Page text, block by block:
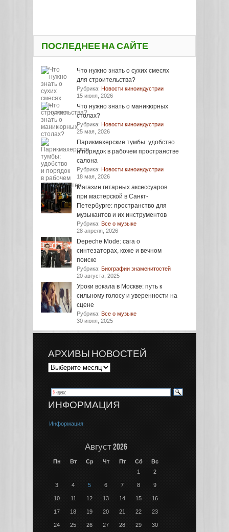
ПОСЛЕДНЕЕ НА САЙТЕ
Что нужно знать о сухих смесях
для строительства?
Рубрика: Новости киноиндустрии
15 июня, 2026
Что нужно знать о маникюрных
столах?
Рубрика: Новости киноиндустрии
25 мая, 2026
Парикмахерские тумбы: удобство
и порядок в рабочем пространстве
салона
Рубрика: Новости киноиндустрии
18 мая, 2026
Магазин гитарных аксессуаров
при мастерской в Санкт-
Петербурге: пространство для
музыкантов и их инструментов
Рубрика: Все о музыке
28 апреля, 2026
Depeche Mode: сага о
синтезаторах, коже и вечном
поиске
Рубрика: Биографии знаменитостей
20 августа, 2025
Уроки вокала в Москве: путь к
сильному голосу и уверенности на
сцене
Рубрика: Все о музыке
30 июня, 2025
АРХИВЫ НОВОСТЕЙ
ИНФОРМАЦИЯ
Информация
Август 2026
Пн Вт Ср Чт Пт Сб
Вс
1
2
3 4 5 6 7 8 9
10 11 12 13 14 15 16
17 18 19 20 21 22 23
24 25 26 27 28 29 30